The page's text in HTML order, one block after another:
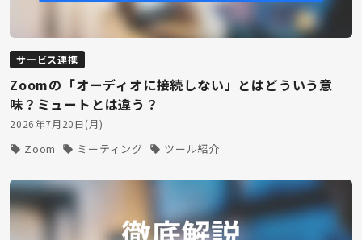
サービス連携
Zoomの「オーディオに接続しない」とはどういう意
味？ミュートとは違う？
2026年7月20日(月)
Zoom ミーティング ツール紹介